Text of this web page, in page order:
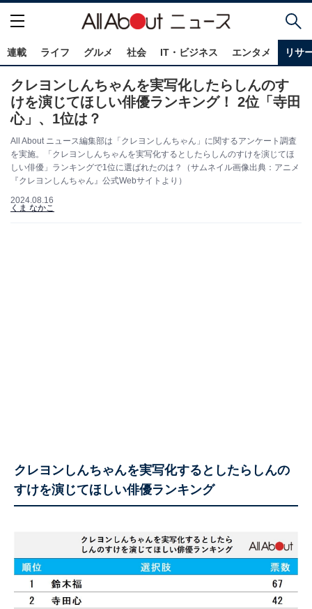
連載 ライフ グルメ 社会 IT・ビジネス エンタメ リサ
クレヨンしんちゃんを実写化したらしんのす
けを演じてほしい俳優ランキング！ 2位「寺田
心」、1位は？
All About ニュース編集部は「クレヨンしんちゃん」に関するアンケート調査
を実施。「クレヨンしんちゃんを実写化するとしたらしんのすけを演じてほ
しい俳優」ランキングで1位に選ばれたのは？（サムネイル画像出典：アニメ
『クレヨンしんちゃん』公式Webサイトより）
2024.08.16
くま なかこ
クレヨンしんちゃんを実写化するとしたらしんの
すけを演じてほしい俳優ランキング